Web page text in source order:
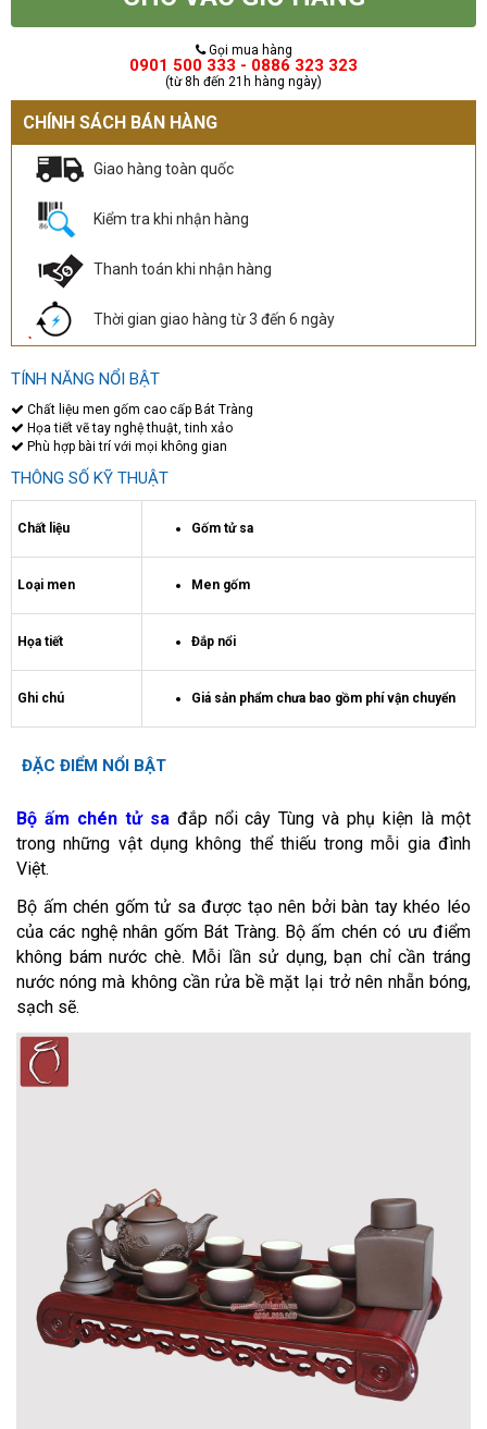
Gọi mua hàng
0901 500 333 - 0886 323 323
(từ 8h đến 21h hàng ngày)
CHÍNH SÁCH BÁN HÀNG
Giao hàng toàn quốc
Kiểm tra khi nhận hàng
Thanh toán khi nhận hàng
Thời gian giao hàng từ 3 đến 6 ngày
TÍNH NĂNG NỔI BẬT
Chất liệu men gốm cao cấp Bát Tràng
Họa tiết vẽ tay nghệ thuật, tinh xảo
Phù hợp bài trí với mọi không gian
THÔNG SỐ KỸ THUẬT
Chất liệu Gốm tử sa
Loại men Men gốm
Họa tiết Đắp nổi
Ghi chú Giá sản phẩm chưa bao gồm phí vận chuyển
ĐẶC ĐIỂM NỔI BẬT
Bộ ấm chén tử sađắp nổi cây Tùng và phụ kiện là một
trong những vật dụng không thể thiếu trong mỗi gia đình
Việt.
Bộ ấm chén gốm tử sa được tạo nên bởi bàn tay khéo léo
của các nghệ nhân gốm Bát Tràng. Bộ ấm chén có ưu điểm
không bám nước chè. Mỗi lần sử dụng, bạn chỉ cần tráng
nước nóng mà không cần rửa bề mặt lại trở nên nhẵn bóng,
sạch sẽ.